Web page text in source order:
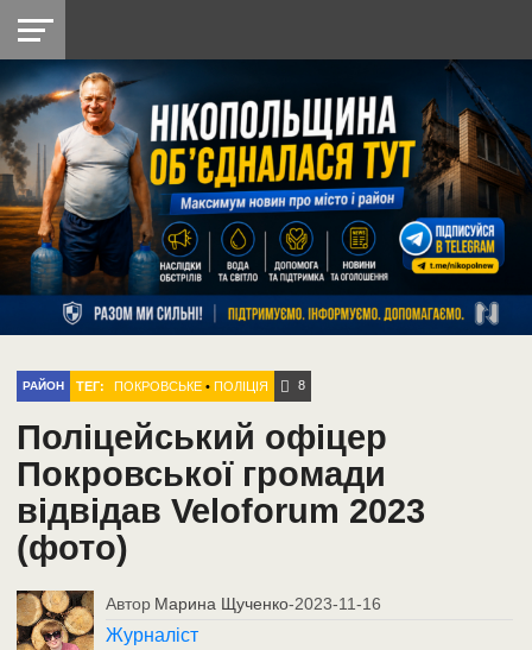
НІКОПОЛЬ
РАЙОН
СІЧЕСЛАВСЬКА
УКРАЇНА
РЕТРО
НІКОПОЛЬ
ЛАЙТ
УКРАЇНА
ДОПОМОГА
РАДІО
РАЙОН ТЕГ: ПОКРОВСЬКЕ •ПОЛІЦІЯ 8
Поліцейський офіцер
Покровської громади
відвідав Veloforum 2023
(фото)
Автор Марина Щученко-2023-11-16
Журналіст